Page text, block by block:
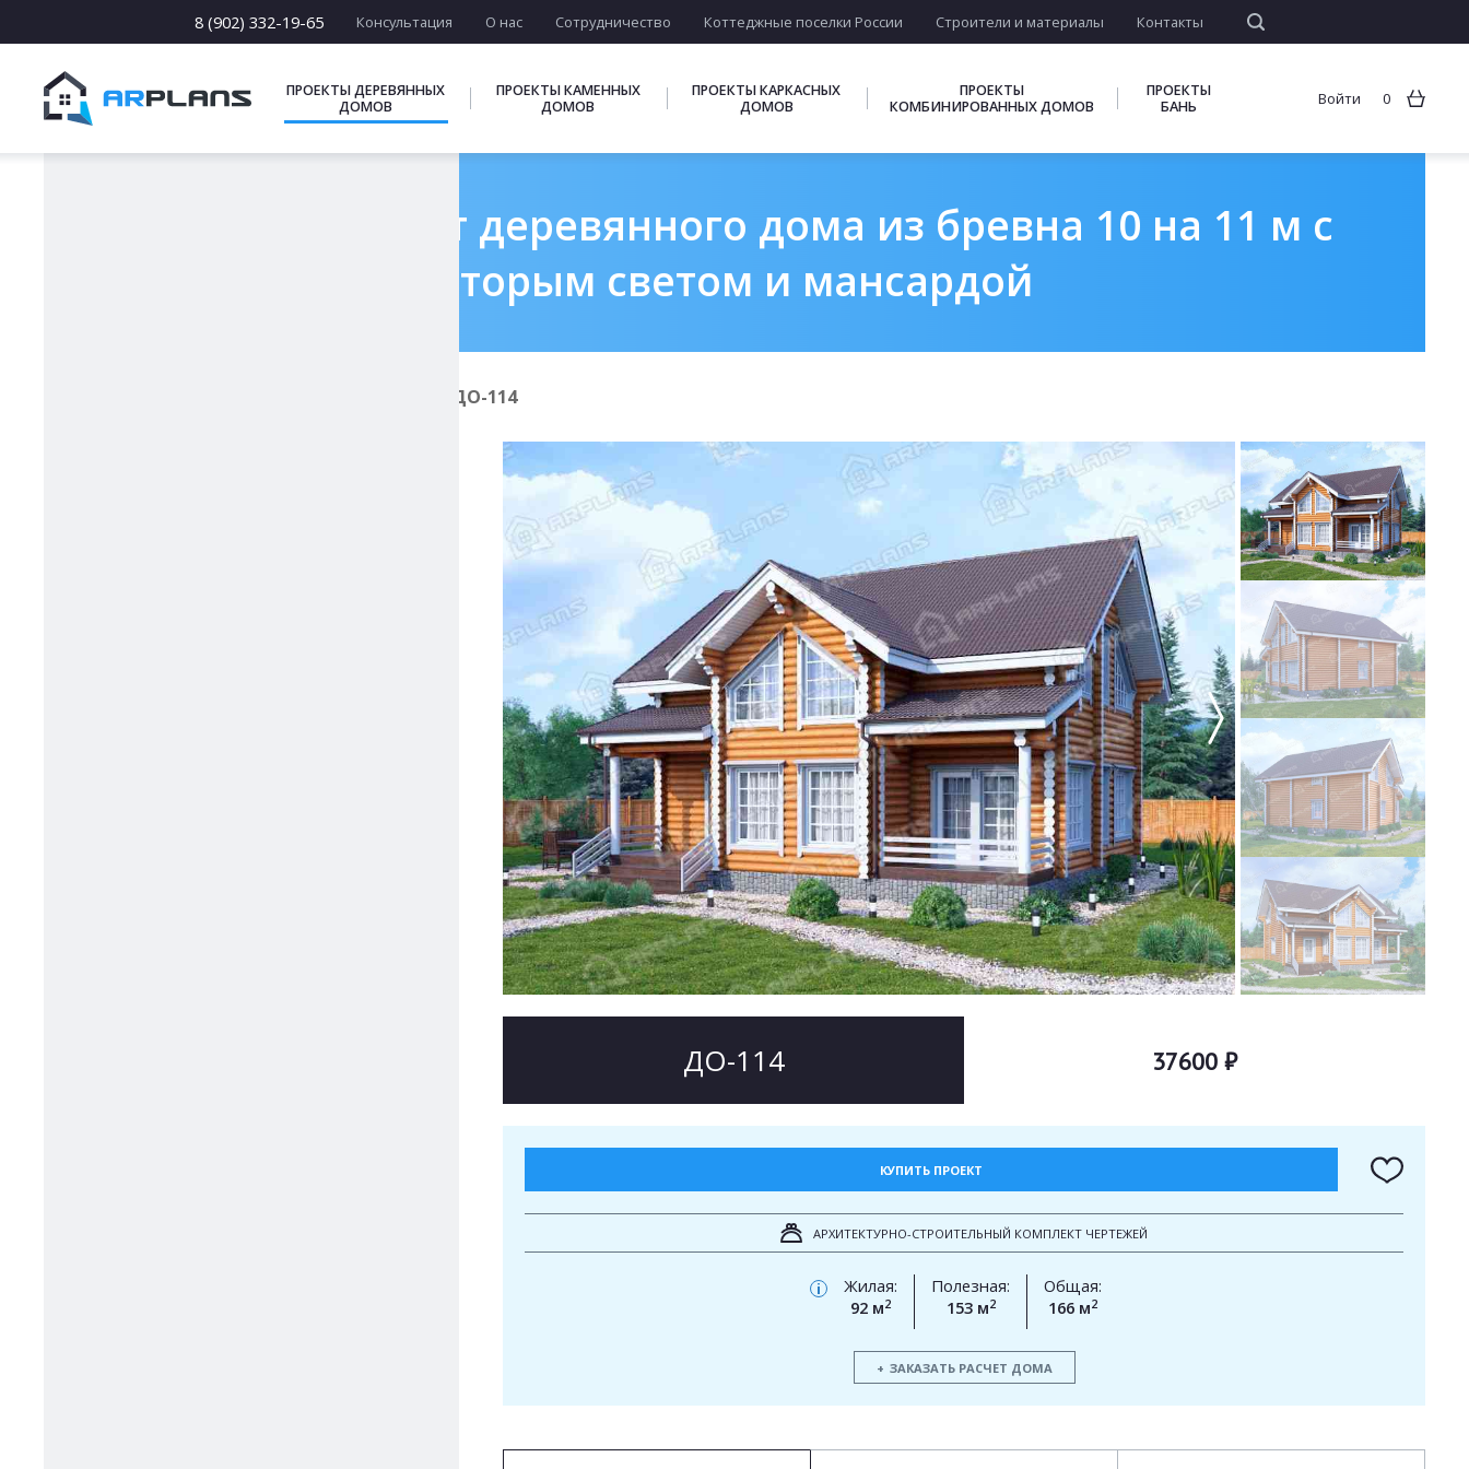
8 (902) 332-19-65 Консультация О нас Сотрудничество Коттеджные поселки России Строители и материалы Контакты
ПРОЕКТЫ ДЕРЕВЯННЫХ
ДОМОВ
ПРОЕКТЫ КАМЕННЫХ
ДОМОВ
ПРОЕКТЫ КАРКАСНЫХ
ДОМОВ
ПРОЕКТЫ
КОМБИНИРОВАННЫХ ДОМОВ
ПРОЕКТЫ
БАНЬ
Войти 0
Готовый проект деревянного дома из бревна 10 на 11 м с
вторым светом и мансардой
ДО-114
15 х [15-23]
16 х [16-20]
ПОДБОРКИ
ДО-114 37600 ₽
КУПИТЬ ПРОЕКТ
АРХИТЕКТУРНО-СТРОИТЕЛЬНЫЙ КОМПЛЕКТ ЧЕРТЕЖЕЙ
i
Жилая:
92 м2
Полезная:
153 м2
Общая:
166 м2
ЗАКАЗАТЬ РАСЧЕТ ДОМА